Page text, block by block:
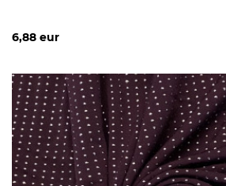
6,88 eur